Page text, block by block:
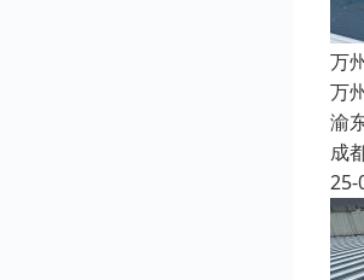
万
万
渝
成
25-